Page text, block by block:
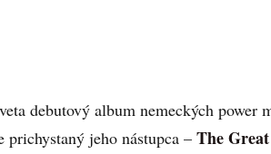
debutový album nemeckých power
prichystaný jeho nástupca – The